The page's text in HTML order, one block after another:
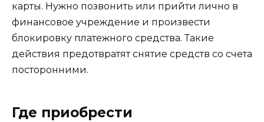
карты. Нужно позвонить или прийти лично в
финансовое учреждение и произвести
блокировку платежного средства. Такие
действия предотвратят снятие средств со счета
посторонними.
Где приобрести